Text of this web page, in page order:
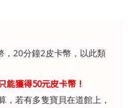
，20分鐘2皮卡幣，以此類
能獲得50元皮卡幣！
，若有多隻寶貝在道館上，